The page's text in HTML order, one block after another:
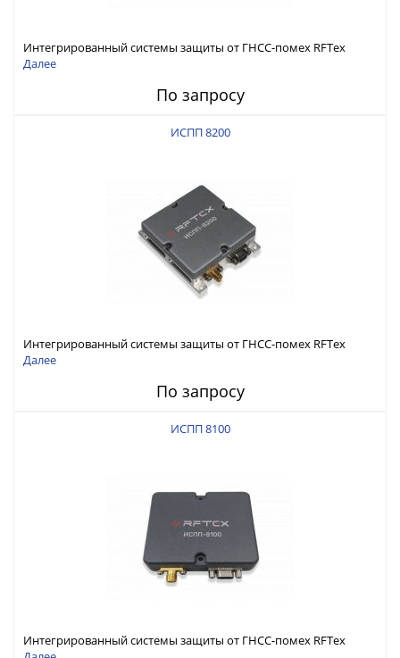
Интегрированный системы защиты от ГНСС-помех RFТех
ИСПП 8300
Далее
По запросу
ИСПП 8200
Интегрированный системы защиты от ГНСС-помех RFТех
ИСПП 8200
Далее
По запросу
ИСПП 8100
Интегрированный системы защиты от ГНСС-помех RFТех